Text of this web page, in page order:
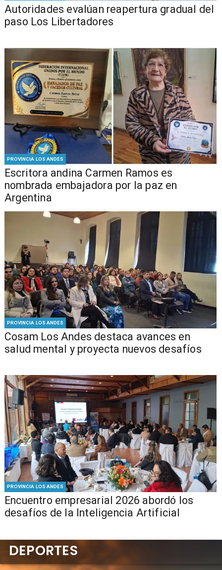
​​Autoridades evalúan reapertura gradual del
paso Los Libertadores
PROVINCIA LOS ANDES
Escritora andina Carmen Ramos es
nombrada embajadora por la paz en
Argentina
PROVINCIA LOS ANDES
Cosam Los Andes destaca avances en
salud mental y proyecta nuevos desafíos
PROVINCIA LOS ANDES
Encuentro empresarial 2026 abordó los
desafíos de la Inteligencia Artificial
DEPORTES